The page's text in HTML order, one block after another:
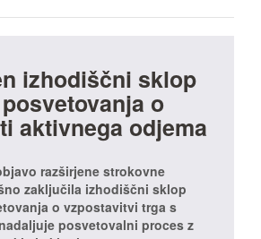
izhodiščni sklop
o
aktivnega odjema
razširjene strokovne
zaključila izhodiščni sklop
o vzpostavitvi trga s
posvetovalni proces z